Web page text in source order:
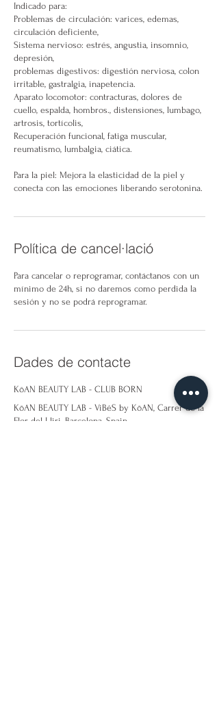
Indicado para:
Problemas de circulación: varices, edemas,
circulación deficiente,
Sistema nervioso: estrés, angustia, insomnio,
depresión,
problemas digestivos: digestión nerviosa, colon
irritable, gastralgia, inapetencia.
Aparato locomotor: contracturas, dolores de
cuello, espalda, hombros., distensiones, lumbago,
artrosis, tortícolis,
Recuperación funcional, fatiga muscular,
reumatismo, lumbalgia, ciática.
Para la piel: Mejora la elasticidad de la piel y
conecta con las emociones liberando serotonina.
Política de cancel·lació
Para cancelar o reprogramar, contáctanos con un
mínimo de 24h, si no daremos como perdida la
sesión y no se podrá reprogramar.
Dades de contacte
KōAN BEAUTY LAB - CLUB BORN
KōAN BEAUTY LAB - ViBėS by KōAN, Carrer de la
Flor del Lliri, Barcelona, Spain